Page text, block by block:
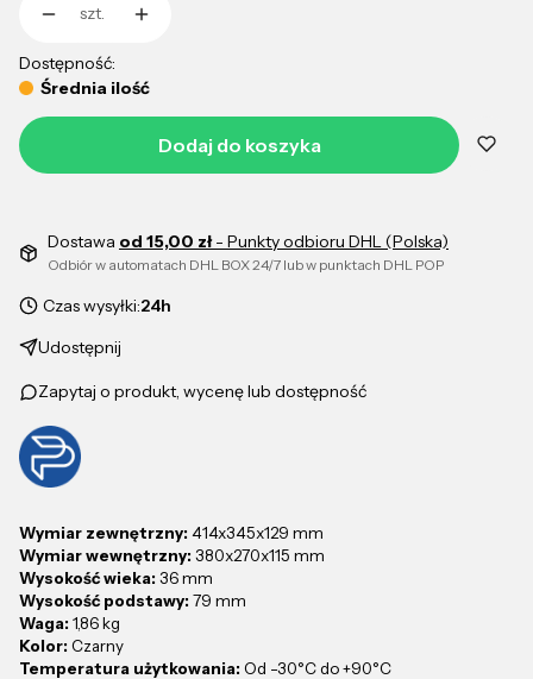
szt.
Dostępność:
Średnia ilość
Dodaj do koszyka
Dostawa od 15,00 zł- Punkty odbioru DHL (Polska)
Odbiór w automatach DHL BOX 24/7 lub w punktach DHL POP
Czas wysyłki:24h
Udostępnij
Zapytaj o produkt, wycenę lub dostępność
Wymiar zewnętrzny: 414x345x129 mm
Wymiar wewnętrzny: 380x270x115 mm
Wysokość wieka: 36 mm
Wysokość podstawy: 79 mm
Waga: 1,86 kg
Kolor: Czarny
Temperatura użytkowania: Od -30°C do +90°C